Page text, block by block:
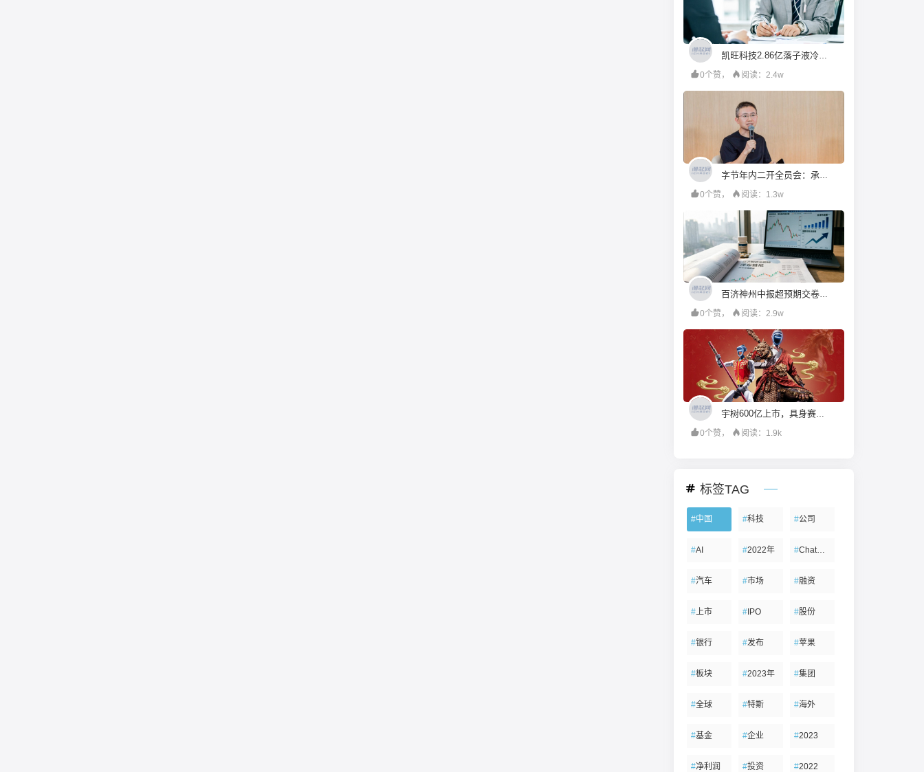
凯旺科技2.86亿落子液冷散热，连亏三年下的跨界自救成效待考丨并购一线
0个赞，
阅读：2.4w
0个赞，
阅读：1.3w
百济神州中报超预期交卷：泽布替尼登顶全球，为何股价高开低走丨看财报
0个赞，
阅读：2.9w
宇树600亿上市，具身赛道有了定价之锚
0个赞，
阅读：1.9k
标签TAG
#中国 #科技 #公司
#AI #2022年 #ChatGPT
#汽车 #市场 #融资
#上市 #IPO #股份
#银行 #发布 #苹果
#板块 #2023年 #集团
#全球 #特斯 #海外
#基金 #企业 #2023
#净利润 #投资 #2022